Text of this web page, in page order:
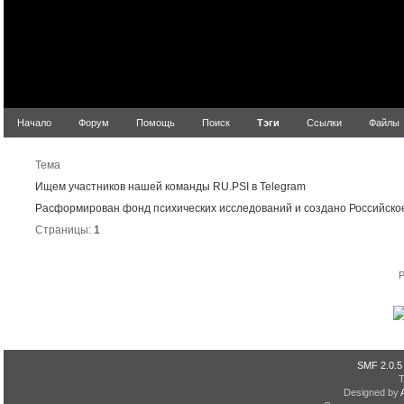
Начало Форум Помощь Поиск Тэги Ссылки Файлы
Тема
Ищем участников нашей команды RU.PSI в Telegram
Расформирован фонд психических исследований и создано
Страницы: 1
SMF 2.0.5
Designed by